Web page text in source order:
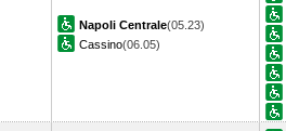
Napoli Centrale(05.23)
Cassino(06.05)